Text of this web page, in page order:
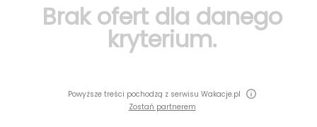
Brak ofert dla danego
kryterium.
Powyższe treści pochodzą z serwisu Wakacje.pl
Zostań partnerem